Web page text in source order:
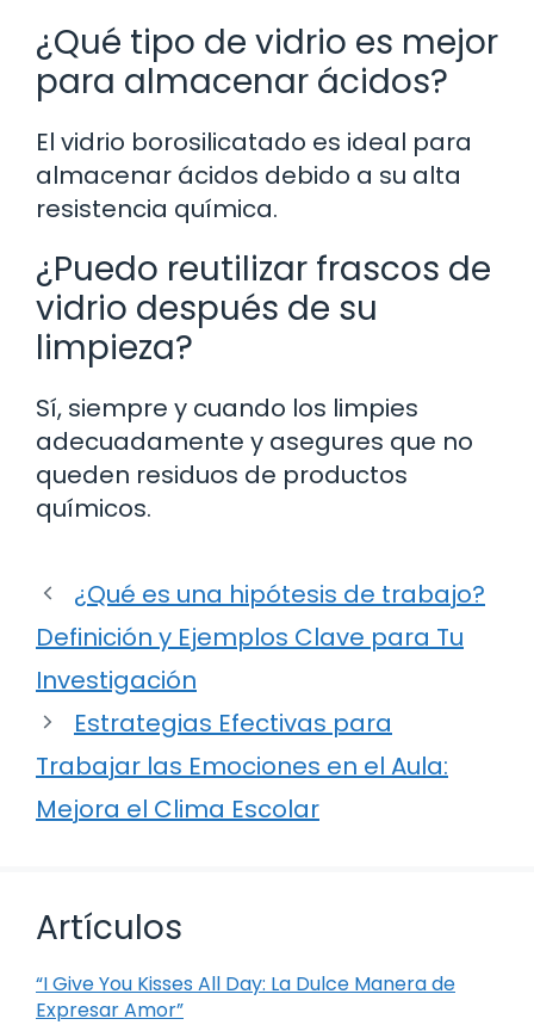
¿Qué tipo de vidrio es mejor
para almacenar ácidos?
El vidrio borosilicatado es ideal para
almacenar ácidos debido a su alta
resistencia química.
¿Puedo reutilizar frascos de
vidrio después de su
limpieza?
Sí, siempre y cuando los limpies
adecuadamente y asegures que no
queden residuos de productos
químicos.
¿Qué es una hipótesis de trabajo?
Definición y Ejemplos Clave para Tu
Investigación
Estrategias Efectivas para
Trabajar las Emociones en el Aula:
Mejora el Clima Escolar
Artículos
“I Give You Kisses All Day: La Dulce Manera de
Expresar Amor”